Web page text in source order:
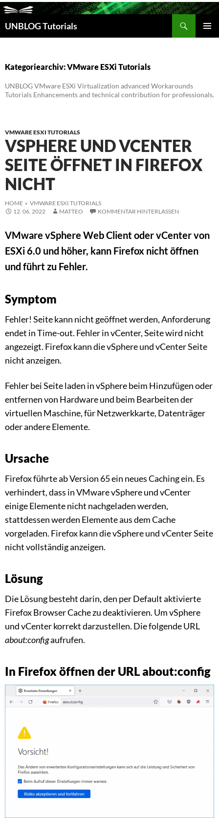
UNBLOG Tutorials
Suchen
Kategoriearchiv: VMware ESXi Tutorials
UNBLOG VMware ESXi Virtualization advanced Workarounds
Tutorials Enhancements and technical contribution for professionals.
VMWARE ESXI TUTORIALS
VSPHERE UND VCENTER
SEITE ÖFFNET IN FIREFOX
NICHT
HOME » VMWARE ESXI TUTORIALS
12. 06. 2022
MATTEO KOMMENTAR HINTERLASSEN
VMware vSphere Web Client oder vCenter von
ESXi 6.0 und höher, kann Firefox nicht öffnen
und führt zu Fehler.
Symptom
Fehler! Seite kann nicht geöffnet werden, Anforderung
endet in Time-out. Fehler in vCenter, Seite wird nicht
angezeigt. Firefox kann die vSphere und vCenter Seite
nicht anzeigen.
Fehler bei Seite laden in vSphere beim Hinzufügen oder
entfernen von Hardware und beim Bearbeiten der
virtuellen Maschine, für Netzwerkkarte, Datenträger
oder andere Elemente.
Ursache
Firefox führte ab Version 65 ein neues Caching ein. Es
verhindert, dass in VMware vSphere und vCenter
einige Elemente nicht nachgeladen werden,
stattdessen werden Elemente aus dem Cache
vorgeladen. Firefox kann die vSphere und vCenter Seite
nicht vollständig anzeigen.
Lösung
Die Lösung besteht darin, den per Default aktivierte
Firefox Browser Cache zu deaktivieren. Um vSphere
und vCenter korrekt darzustellen. Die folgende URL
about:configaufrufen.
In Firefox öffnen der URL about:config